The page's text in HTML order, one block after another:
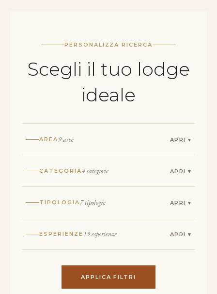
PERSONALIZZA RICERCA
Scegli il tuo lodge
ideale
AREA 9 aree
CATEGORIA4 categorie
TIPOLOGIA 7 tipologie
ESPERIENZE 19 esperienze
APPLICA FILTRI